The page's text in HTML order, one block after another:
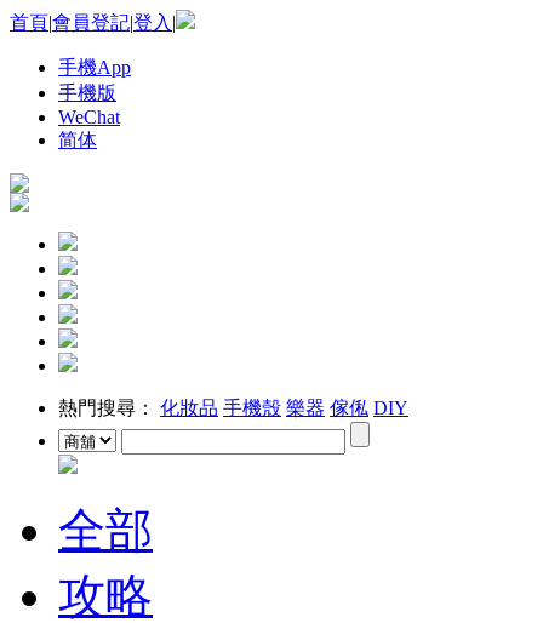
首頁|會員登記|登入 |
手機App
手機版
WeChat
简体
熱門搜尋： 化妝品 手機殼 樂器 傢俬 DIY
全部
攻略